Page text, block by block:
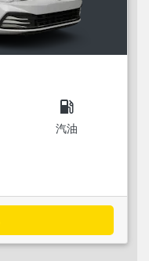
local_gas_station
汽油